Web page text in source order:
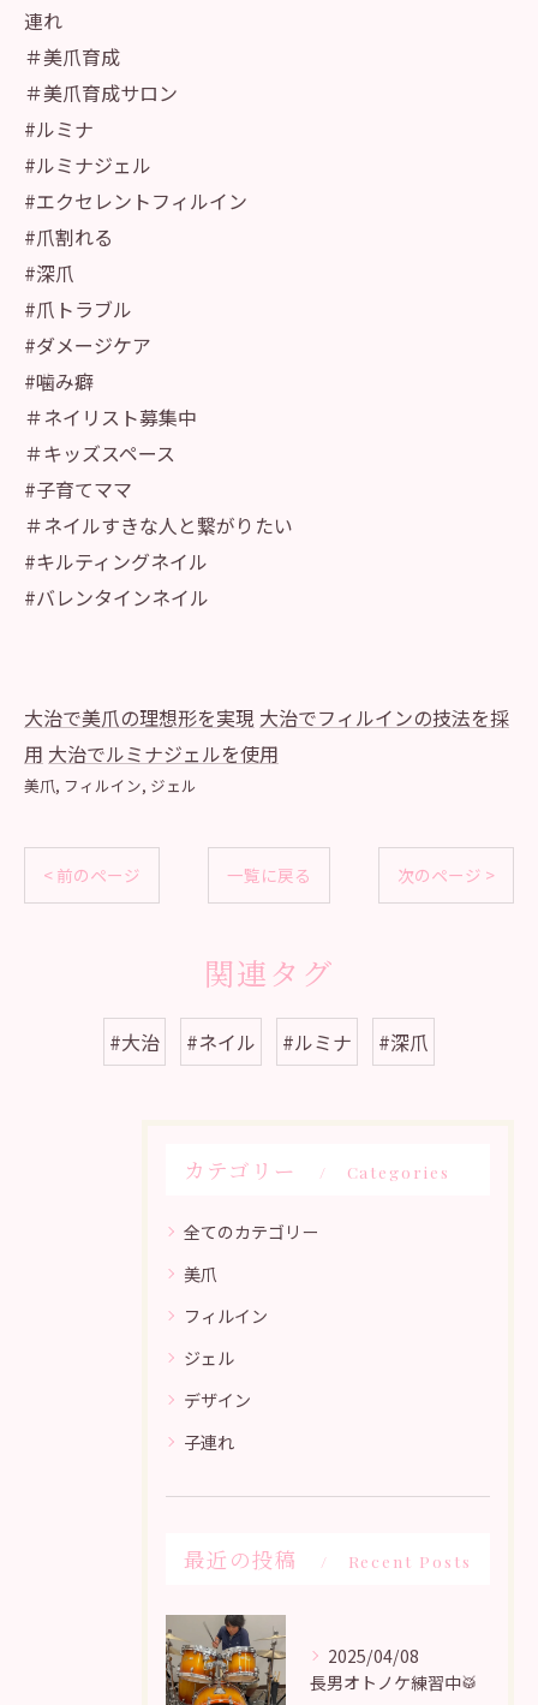
連れ
＃美爪育成
＃美爪育成サロン
#ルミナ
#ルミナジェル
#エクセレントフィルイン
#爪割れる
#深爪
#爪トラブル
#ダメージケア
#噛み癖
＃ネイリスト募集中
＃キッズスペース
#子育てママ
＃ネイルすきな人と繋がりたい
#キルティングネイル
#バレンタインネイル
大治で美爪の理想形を実現 大治でフィルインの技法を採
用 大治でルミナジェルを使用
美爪 フィルイン ジェル
< 前のページ 一覧に戻る 次のページ >
関連タグ
#大治 #ネイル #ルミナ #深爪
カテゴリー Categories
全てのカテゴリー
美爪
フィルイン
ジェル
デザイン
子連れ
最近の投稿 Recent Posts
2025/04/08
長男オトノケ練習中🥁